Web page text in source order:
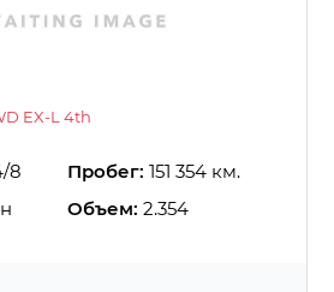
EX-L 4th
8 Пробег: 151 354 км.
Объем: 2.354